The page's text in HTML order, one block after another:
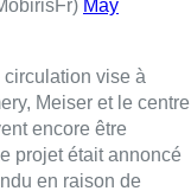
parallèle, une
cyclistes. Ce lundi
n’a pas eu
calmement à cet
Mobilité, Inge
” car, presque
été rouvert.